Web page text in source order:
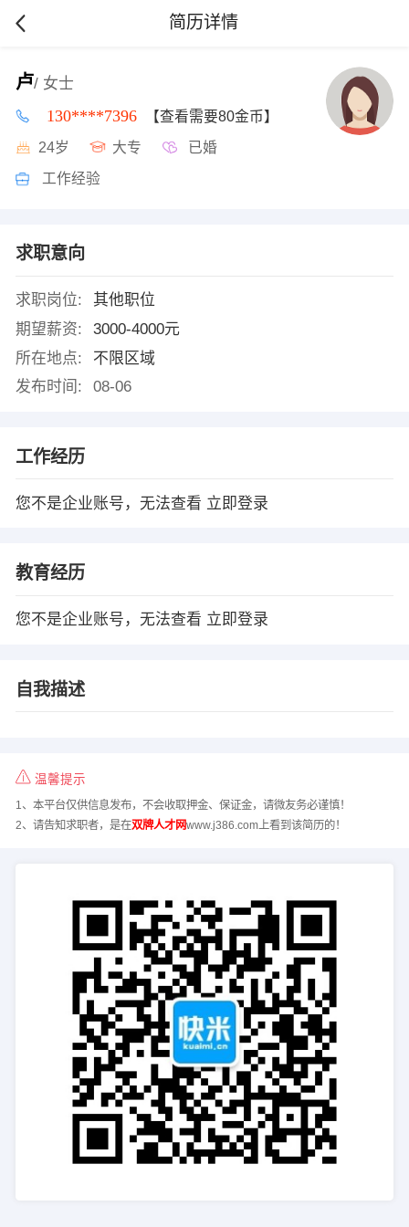
简历详情
卢/ 女士
130****7396 【查看需要80金币】
24岁 大专 已婚
工作经验
求职意向
求职岗位:
其他职位
期望薪资:
3000-4000元
所在地点:
不限区域
发布时间:
08-06
工作经历
您不是企业账号，无法查看 立即登录
教育经历
您不是企业账号，无法查看 立即登录
自我描述
温馨提示
1、本平台仅供信息发布，不会收取押金、保证金，请微友务必谨慎！
2、请告知求职者，是在双牌人才网www.j386.com上看到该简历的！